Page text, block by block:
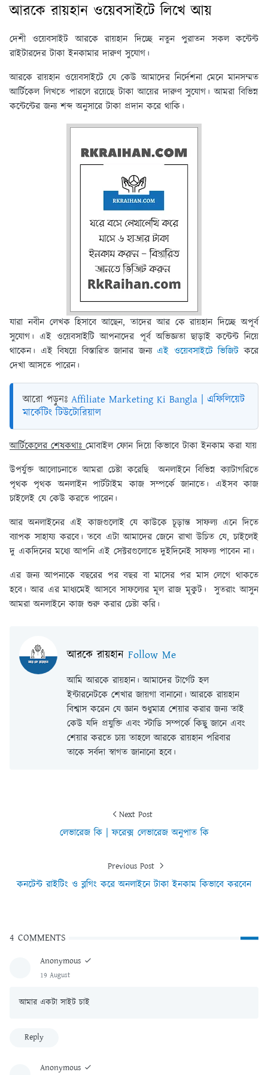
আরকে রায়হান ওয়েবসাইটে লিখে আয়
দেশী ওয়েবসাইট আরকে রায়হান দিচ্ছে নতুন পুরাতন সকল কন্টেন্ট
রাইটারদের টাকা ইনকামার দারুণ সুযোগ।
আরকে রায়হান ওয়েবসাইটে যে কেউ আমাদের নির্দেশনা মেনে মানসম্মত
আর্টিকেল লিখতে পারলে রয়েছে টাকা আয়ের দারুণ সুযোগ। আমরা বিভিন্ন
কন্টেন্টের জন্য শব্দ অনুসারে টাকা প্রদান করে থাকি।
যারা নবীন লেখক হিসাবে আছেন, তাদের আর কে রায়হান দিচ্ছে অপূর্ব
সুযোগ। এই ওয়েবসাইটি আপনাদের পূর্ব অভিজ্ঞতা ছাড়াই কন্টেন্ট নিয়ে
থাকেন। এই বিষয়ে বিস্তারিত জানার জন্যএই ওয়েবসাইটে ভিজিট করে
দেখা আসতে পারেন।
আরো পড়ুনঃ Affiliate Marketing Ki Bangla | এফিলিয়েট
মার্কেটিং টিউটোরিয়াল
আর্টিকেলের শেষকথাঃমোবাইল ফোন দিয়ে কিভাবে টাকা ইনকাম করা যায়
উপর্যুক্ত আলোচনাতে আমরা চেষ্টা করেছি অনলাইনে বিভিন্ন ক্যাটাগরিতে
পৃথক পৃথক অনলাইন পার্টটাইম কাজ সম্পর্কে জানাতে। এইসব কাজ
চাইলেই যে কেউ করতে পারেন।
আর অনলাইনের এই কাজগুলোই যে কাউকে চূড়ান্ত সাফল্য এনে দিতে
ব্যাপক সাহায্য করবে। তবে এটা আমাদের জেনে রাখা উচিত যে, চাইলেই
দু একদিনের মধ্যে আপনি এই সেক্টরগুলোতে দুইদিনেই সাফল্য পাবেন না।
এর জন্য আপনাকে বছরের পর বছর বা মাসের পর মাস লেগে থাকতে
হবে। আর এর মাধ্যমেই আসবে সাফল্যের মূল রাজ মূকুট। সুতরাং আসুন
আমরা অনলাইনে কাজ শুরু করার চেষ্টা করি।
আরকে রায়হান Follow Me
আমি আরকে রায়হান। আমাদের টার্গেট হল
ইন্টারনেটকে শেখার জায়গা বানানো। আরকে রায়হান
বিশ্বাস করেন যে জ্ঞান শুধুমাত্র শেয়ার করার জন্য তাই
কেউ যদি প্রযুক্তি এবং স্টাডি সম্পর্কে কিছু জানে এবং
শেয়ার করতে চায় তাহলে আরকে রায়হান পরিবার
তাকে সর্বদা স্বাগত জানানো হবে।
Next Post
লেভারেজ কি | ফরেক্স লেভারেজ অনুপাত কি
Previous Post
কনটেন্ট রাইটিং ও ব্লগিং করে অনলাইনে টাকা ইনকাম কিভাবে করবেন
4 COMMENTS
Anonymous
19 August
আমার একটা সাইট চাই
Reply
Anonymous